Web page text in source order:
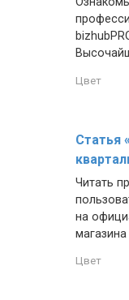
Цвет
Статья
Читать
на
Цвет